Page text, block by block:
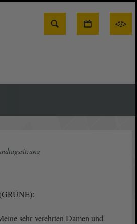
Suche
sehr verehrten Damen und